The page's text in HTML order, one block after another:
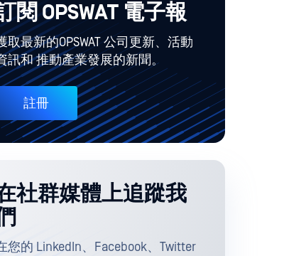
閱 OPSWAT 電子報
取最新的OPSWAT 公司更新、活動
訊和 推動產業發展的新聞。
註冊
社群媒體上追蹤我
您的 LinkedIn、Facebook、Twitter